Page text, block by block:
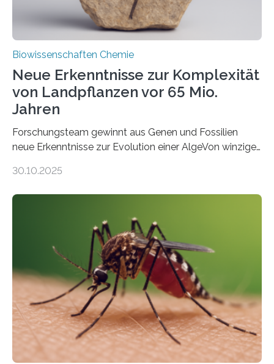
Biowissenschaften Chemie
Neue Erkenntnisse zur Komplexität
von Landpflanzen vor 65 Mio.
Jahren
Forschungsteam gewinnt aus Genen und Fossilien
neue Erkenntnisse zur Evolution einer AlgeVon winzigen
Landpflanzen zählen zu den komplexesten
Grünalgen, die vor Hunderten von Millionen Jahren
lebten. Unter den Vorfahren sticht eine Gruppe heraus,
die noch heute in der Natur vorkommt: die
Süßwasseralge Coleochaetophyceae. Einige Arten
dieser Gruppe bilden aus Zellfäden dichte Geflechte
mit scheibenförmiger Gestalt. Was auffällig ist: Die
nächsten…
30.10.2025